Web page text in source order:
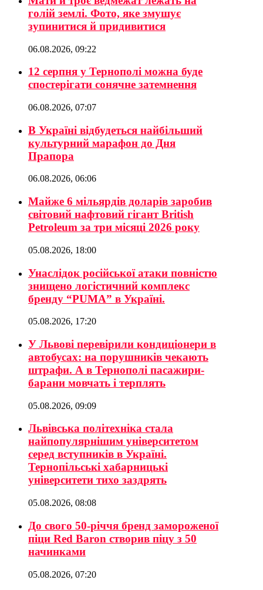
голій землі. Фото, яке змушує
зупинитися й придивитися
06.08.2026, 09:22
12 серпня у Тернополі можна буде
спостерігати сонячне затемнення
06.08.2026, 07:07
В Україні відбудеться найбільший
культурний марафон до Дня
Прапора
06.08.2026, 06:06
Майже 6 мільярдів доларів заробив
світовий нафтовий гігант British
Petroleum за три місяці 2026 року
05.08.2026, 18:00
Унаслідок російської атаки повністю
знищено логістичний комплекс
бренду “PUMA” в Україні.
05.08.2026, 17:20
У Львові перевірили кондиціонери в
автобусах: на порушників чекають
штрафи. А в Тернополі пасажири-
барани мовчать і терплять
05.08.2026, 09:09
Львівська політехніка стала
найпопулярнішим університетом
серед вступників в Україні.
Тернопільські хабарницькі
університети тихо заздрять
05.08.2026, 08:08
До свого 50-річчя бренд замороженої
піци Red Baron створив піцу з 50
начинками
05.08.2026, 07:20